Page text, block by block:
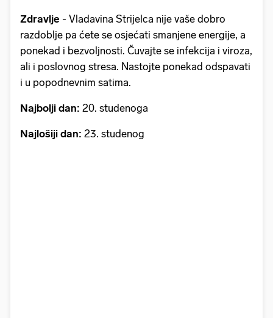
Zdravlje - Vladavina Strijelca nije vaše dobro
razdoblje pa ćete se osjećati smanjene energije, a
ponekad i bezvoljnosti. Čuvajte se infekcija i viroza,
ali i poslovnog stresa. Nastojte ponekad odspavati
i u popodnevnim satima.
Najbolji dan: 20. studenoga
Najlošiji dan: 23. studenog